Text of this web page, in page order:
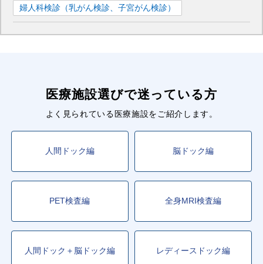
婦人科検診（乳がん検診、子宮がん検診）
医療施設選びで迷っている方
よく見られている医療施設をご紹介します。
人間ドック編 脳ドック編
PET検査編 全身MRI検査編
人間ドック＋脳ドック編 レディースドック編